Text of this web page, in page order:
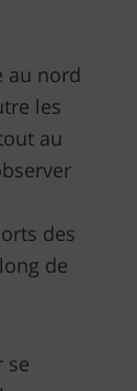
au nord
les
au
des
de
se